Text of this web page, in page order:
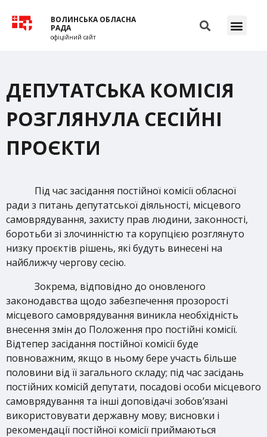
ВОЛИНСЬКА ОБЛАСНА
РАДА
офіційний сайт
ДЕПУТАТСЬКА КОМІСІЯ
РОЗГЛЯНУЛА СЕСІЙНІ
ПРОЄКТИ
Під час засідання постійної комісії обласної
ради з питань депутатської діяльності, місцевого
самоврядування, захисту прав людини, законності,
боротьби зі злочинністю та корупцією розглянуто
низку проєктів рішень, які будуть винесені на
найближчу чергову сесію.
Зокрема, відповідно до оновленого
законодавства щодо забезпечення прозорості
місцевого самоврядування виникла необхідність
внесення змін до Положення про постійні комісії.
Відтепер засідання постійної комісії буде
повноважним, якщо в ньому бере участь більше
половини від її загального складу; під час засідань
постійних комісій депутати, посадові особи місцевого
самоврядування та інші доповідачі зобов’язані
використовувати державну мову; висновки і
рекомендації постійної комісії приймаються